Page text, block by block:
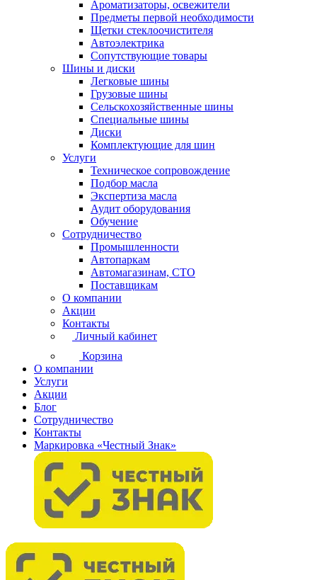
Ароматизаторы, освежители
Предметы первой необходимости
Щетки стеклоочистителя
Автоэлектрика
Сопутствующие товары
Шины и диски
Легковые шины
Грузовые шины
Сельскохозяйственные шины
Специальные шины
Диски
Комплектующие для шин
Услуги
Техническое сопровождение
Подбор масла
Экспертиза масла
Аудит оборудования
Обучение
Сотрудничество
Промышленности
Автопаркам
Автомагазинам, СТО
Поставщикам
О компании
Акции
Контакты
Личный кабинет
Корзина
О компании
Услуги
Акции
Блог
Сотрудничество
Контакты
Маркировка «Честный Знак»